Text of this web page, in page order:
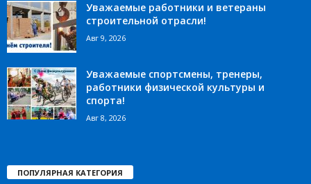
Уважаемые работники и ветераны
строительной отрасли!
Авг 9, 2026
Уважаемые спортсмены, тренеры,
работники физической культуры и
спорта!
Авг 8, 2026
ПОПУЛЯРНАЯ КАТЕГОРИЯ